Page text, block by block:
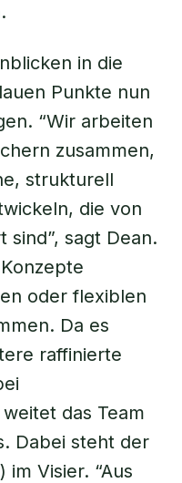
in die
Punkte nun
“Wir arbeiten
zusammen,
strukturell
die von
sind”, sagt Dean.
oder flexiblen
Da es
raffinierte
das Team
Dabei steht der
im Visier. “Aus